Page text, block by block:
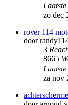
zo dec
rover 114
door
3
8665
za nov